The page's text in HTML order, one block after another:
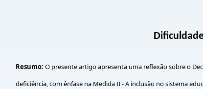
Resumo: O presente artigo apresenta uma reflexão sobre o
deficiência, com ênfase na Medida II - A inclusão no sistema